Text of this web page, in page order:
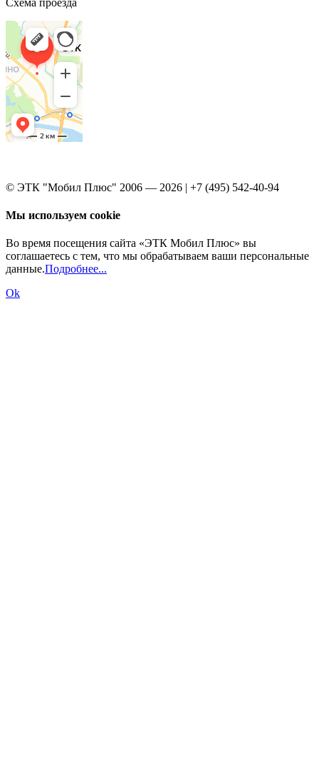
© ЭТК "Мобил Плюс" 2006 — 2026 | +7 (495) 542-40-94
Мы используем cookie
Во время посещения сайта «ЭТК Мобил Плюс» вы
соглашаетесь с тем, что мы обрабатываем ваши персональные
данные.Подробнее...
Ok